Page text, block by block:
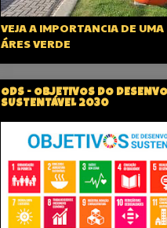
VEJA A IMPORTANCIA DE UMA
ÁRES VERDE
ODS - OBJETIVOS DO
SUSTENTÁVEL 2030